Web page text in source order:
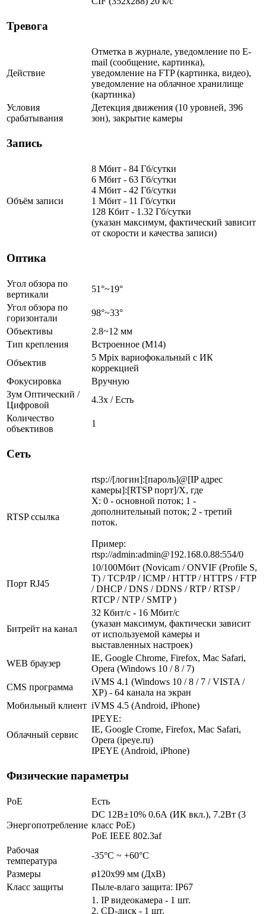
Тревога
Действие
Отметка в журнале, уведомление по E-
mail (сообщение, картинка),
уведомление на FTP (картинка, видео),
уведомление на облачное хранилище
(картинка)
Условия
срабатывания
Детекция движения (10 уровней, 396
зон), закрытие камеры
Запись
Объём записи
8 Мбит - 84 Гб/сутки
6 Мбит - 63 Гб/сутки
4 Мбит - 42 Гб/сутки
1 Мбит - 11 Гб/сутки
128 Кбит - 1.32 Гб/сутки
(указан максимум, фактический зависит
от скорости и качества записи)
Оптика
Угол обзора по
вертикали
51°~19°
Угол обзора по
горизонтали
98°~33°
Объективы
2.8~12 мм
Тип крепления
Встроенное (M14)
Объектив
5 Mpix вариофокальный c ИК
коррекцией
Фокусировка
Вручную
Зум Оптический /
Цифровой
4.3х / Есть
Количество
объективов
1
Сеть
RTSP ссылка
rtsp://[логин]:[пароль]@[IP адрес
камеры]:[RTSP порт]/X, где
X: 0 - основной поток; 1 -
дополнительный поток; 2 - третий
поток.
Пример:
rtsp://admin:admin@192.168.0.88:554/0
Порт RJ45
10/100Мбит (Novicam / ONVIF (Profile S,
T) / TCP/IP / ICMP / HTTP / HTTPS / FTP
/ DHCP / DNS / DDNS / RTP / RTSP /
RTCP / NTP / SMTP )
Битрейт на канал
32 Кбит/с - 16 Мбит/с
(указан максимум, фактически зависит
от используемой камеры и
выставленных настроек)
WEB браузер
IE, Google Chrome, Firefox, Mac Safari,
Opera (Windows 10 / 8 / 7)
CMS программа
iVMS 4.1 (Windows 10 / 8 / 7 / VISTA /
XP) - 64 канала на экран
Мобильный клиент iVMS 4.5 (Android, iPhone)
Облачный сервис
IPEYE:
IE, Google Crome, Firefox, Mac Safari,
Opera (ipeye.ru)
IPEYE (Android, iPhone)
Физические параметры
PoE Есть
Энергопотребление
DC 12В±10% 0.6А (ИК вкл.), 7.2Вт (3
класс PoE)
PoE IEEE 802.3af
Рабочая
температура
-35°С ~ +60°С
Размеры
ø120x99 мм (ДхВ)
Класс защиты
Пыле-влаго защита: IP67
1. IP видеокамера - 1 шт.
2. СD-диск - 1 шт.